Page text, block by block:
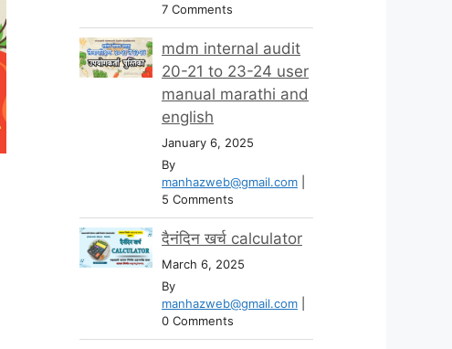
7 Comments
mdm internal audit
20-21 to 23-24 user
manual marathi and
english
January 6, 2025
By
manhazweb@gmail.com
5 Comments
दैनंदिन खर्च calculator
March 6, 2025
By
manhazweb@gmail.com
0 Comments